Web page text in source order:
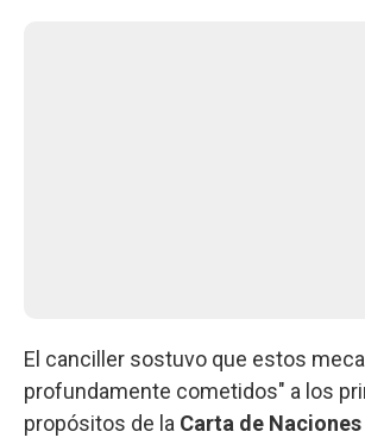
El canciller sostuvo que estos
profundamente cometidos" a los
propósitos de la Carta de